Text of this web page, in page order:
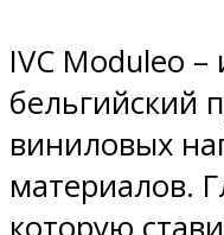
IVC Moduleo –
бельгийский
виниловых
материалов.